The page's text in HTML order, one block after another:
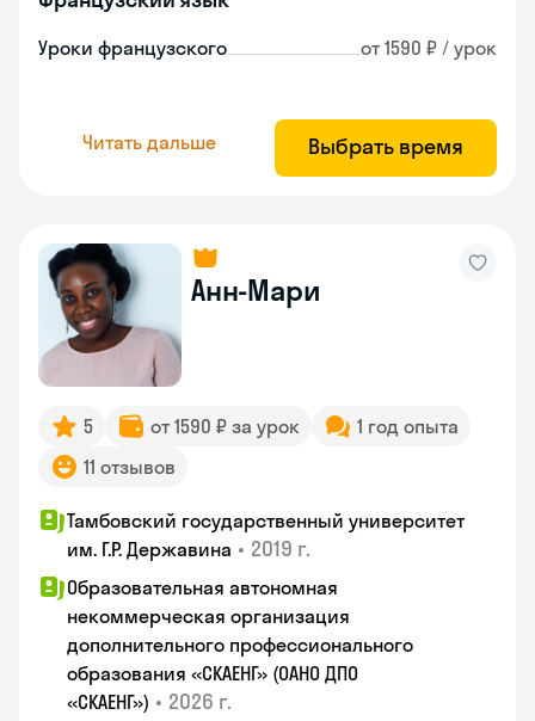
Уроки французского от 1590 ₽ / урок
Читать дальше Выбрать время
Анн-Мари
5 от 1590 ₽ за урок
1 год опыта
11 отзывов
Тамбовский государственный университет
им. Г.Р. Державина • 2019 г.
Образовательная автономная
некоммерческая организация
дополнительного профессионального
образования «СКАЕНГ» (ОАНО ДПО
«СКАЕНГ») • 2026 г.